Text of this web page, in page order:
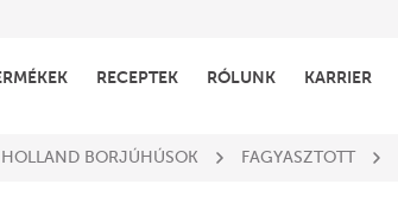
RECEPTEK RÓLUNK KARRIER
HOLLAND BORJÚHÚSOK FAGYASZTOTT